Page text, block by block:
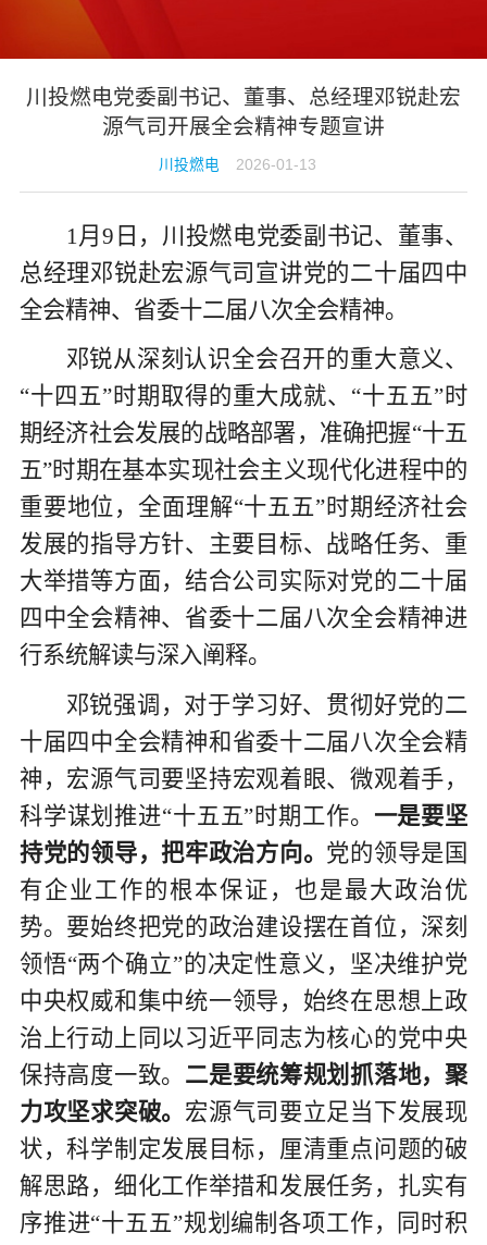
川投燃电党委副书记、董事、总经理邓锐赴宏
源气司开展全会精神专题宣讲
川投燃电 2026-01-13
1月9日，川投燃电党委副书记、董事、
总经理邓锐赴宏源气司宣讲党的二十届四中
全会精神、省委十二届八次全会精神。
邓锐从深刻认识全会召开的重大意义、
“十四五”时期取得的重大成就、“十五五”时
期经济社会发展的战略部署，准确把握“十五
五”时期在基本实现社会主义现代化进程中的
重要地位，全面理解“十五五”时期经济社会
发展的指导方针、主要目标、战略任务、重
大举措等方面，结合公司实际对党的二十届
四中全会精神、省委十二届八次全会精神进
行系统解读与深入阐释。
邓锐强调， 对于学习好、贯彻好党的二
十届四中全会精神和省委十二届八次全会精
神 ， 宏源气司要坚持宏观着眼、微观着手，
科学谋划推进“十五五”时期工作。 一是要坚
持党的领导，把牢政治方向。 党的领导是国
有企业工作的根本保证，也是最大政治优
势。要始终把党的政治建设摆在首位，深刻
领悟“两个确立”的决定性意义， 坚决维护党
中央权威和集中统一领导，始终在思想上政
治上行动上同以习近平同志为核心的党中央
保持高度一致。 二是要统筹规划抓落地，聚
力攻坚求突破。 宏源气司要立足当下发展现
状，科学制定发展目标，厘清重点问题的破
解思路，细化工作举措和发展任务，扎实有
序推进“十五五”规划编制各项工作，同时积